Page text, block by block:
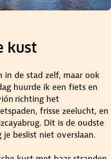
kust
in de stad zelf, maar ook
huurde ik een fiets en
richting het
frisse zeelucht, en
Dit is de oudste
beslist niet overslaan.